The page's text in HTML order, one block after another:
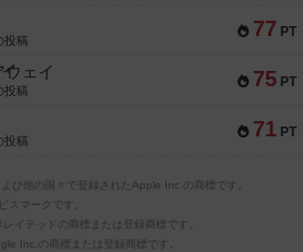
77 PT
投稿
75 PT
ェイ
投稿
71 PT
投稿
び他の国々で登録されたApple Inc.の商標です。
マークです。
イテッドの商標または登録商標です。
Inc.の商標または登録商標です。